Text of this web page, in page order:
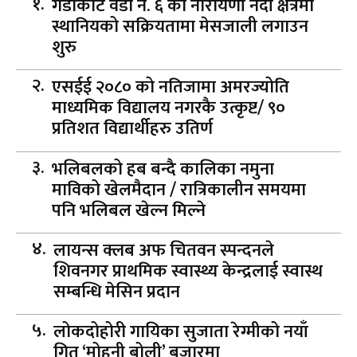
गैँडाकोट वडा नं. ६ को नारायणी नदी क्षेत्रमा
स्थानियको सक्रियतामा मेसजाली लगाउन
शुरु
एसईई २०८० को नतिजामा अमरज्योति
माध्यमिक विद्यालय नगरकै उत्कृष्ट/ ९०
प्रतिशत विद्यार्थीहरु उतिर्ण
भलिबलको हब बन्दै कालिका नमुना
माविको खेलमैदान / रात्रिकालीन समयमा
पनि भलिबल खेल्न मिल्ने
लायन्स क्लब अफ चितवन स्पन्दनले
शिवनगर प्राथमिक स्वास्थ्य केन्द्रलाई स्वास्थ
सम्बन्धि मेसिन प्रदान
लोकदोहोरी गायिका सुजाता रेग्मीको नयाँ